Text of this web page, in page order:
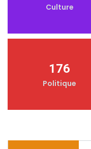
Culture
176
Politique